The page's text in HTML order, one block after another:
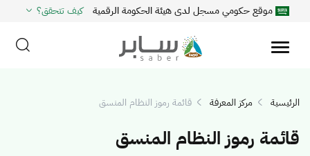
موقع حكومي مسجل لدى هيئة الحكومة الرقمية كيف تتحقق؟
الرئيسية مركز المعرفة قائمة رموز النظام المنسق
قائمة رموز النظام المنسق